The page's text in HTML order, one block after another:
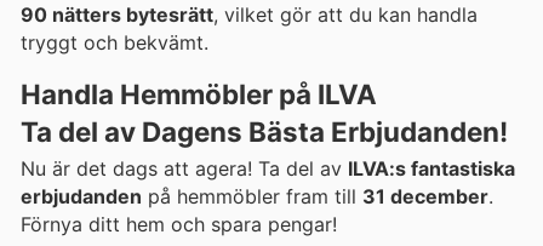
90 nätters bytesrätt, vilket gör att du kan handla
tryggt och bekvämt.
Handla Hemmöbler på ILVA
Ta del av Dagens Bästa Erbjudanden!
Nu är det dags att agera! Ta del av ILVA:s fantastiska
erbjudanden på hemmöbler fram till 31 december.
Förnya ditt hem och spara pengar!